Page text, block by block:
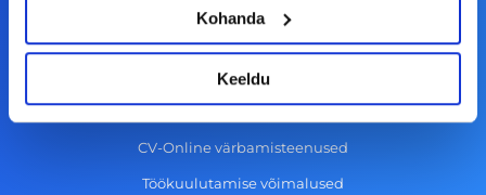
Kohanda
Keeldu
Kasutustingimused
Tööandjale
Lisa töökuulutus CV.ee lehele
CV-Online värbamisteenused
Töökuulutamise võimalused